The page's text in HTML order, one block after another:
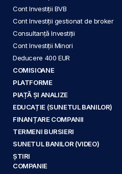
Cont Investiții BVB
Cont Investiții gestionat de broker
Consultanță Investiții
Cont Investiții Minori
Deducere 400 EUR
COMISIOANE
PLATFORME
PIAȚĂ ȘI ANALIZE
EDUCAȚIE (SUNETUL BANILOR)
FINANȚARE COMPANII
TERMENI BURSIERI
SUNETUL BANILOR (VIDEO)
ȘTIRI
COMPANIE